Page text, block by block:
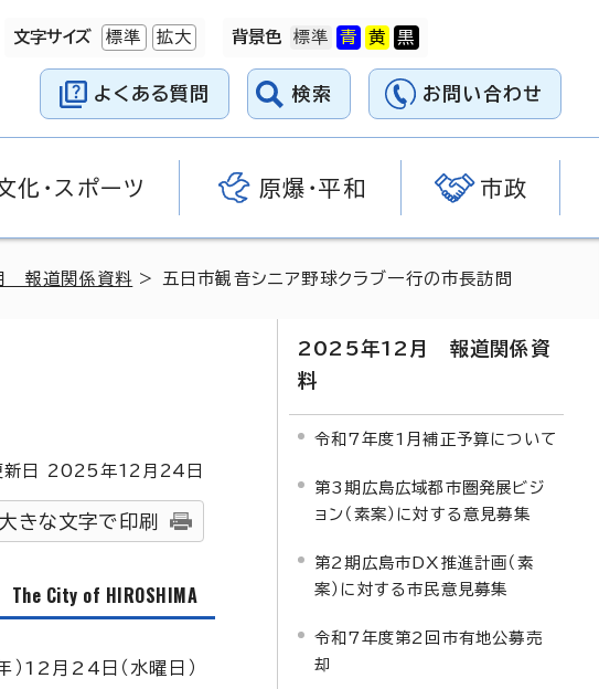
文字サイズ 標準 拡大 背景色
よくある質問 検索 お問い合わせ
化・スポーツ 原爆・平和 市政
報道関係資料 > 五日市観音シニア野球クラブ一行の市長訪問
日 2025 年12 月 24 日
大きな文字で印刷
The City of HIROSHIMA
12月24日（水曜日）
2025年12月 報道関係資
料
令和7年度1月補正予算について
第3期広島広域都市圏発展ビジ
ョン（素案）に対する意見募集
第2期広島市DX推進計画（素
案）に対する市民意見募集
令和7年度第2回市有地公募売
却